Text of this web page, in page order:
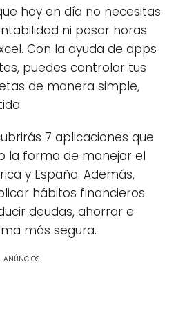
hoy en día no necesitas
ni pasar horas
Con la ayuda de apps
puedes controlar tus
de manera simple,
7 aplicaciones que
la forma de manejar el
y España. Además,
hábitos financieros
deudas, ahorrar e
más segura.
ANÚNCIOS